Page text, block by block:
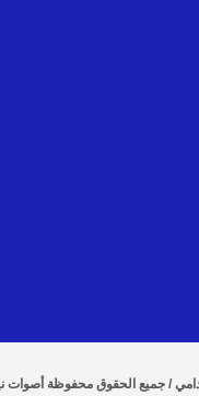
/ جميع الحقوق محفوظة أصوات نيوز